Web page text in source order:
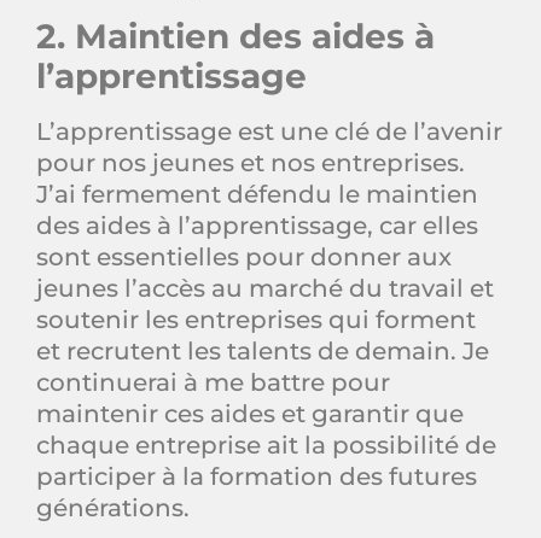
2. Maintien des aides à
l’apprentissage
L’apprentissage est une clé de l’avenir
pour nos jeunes et nos entreprises.
J’ai fermement défendu le maintien
des aides à l’apprentissage, car elles
sont essentielles pour donner aux
jeunes l’accès au marché du travail et
soutenir les entreprises qui forment
et recrutent les talents de demain. Je
continuerai à me battre pour
maintenir ces aides et garantir que
chaque entreprise ait la possibilité de
participer à la formation des futures
générations.